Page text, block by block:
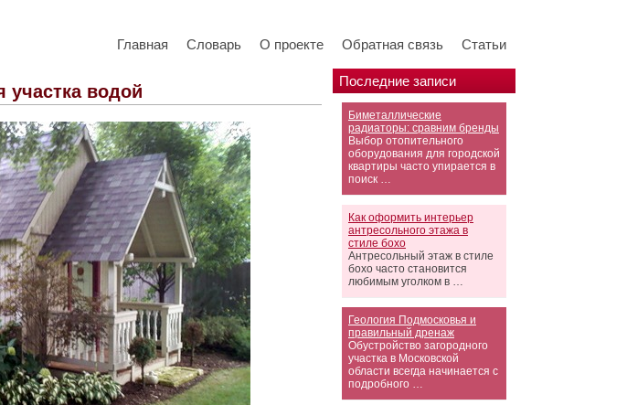
Главная Словарь О проекте Обратная связь Статьи
Последние записи
Биметаллические
радиаторы: сравним бренды
Выбор отопительного
оборудования для городской
квартиры часто упирается в
поиск …
Как оформить интерьер
антресольного этажа в
стиле бохо
Антресольный этаж в стиле
бохо часто становится
любимым уголком в …
Геология Подмосковья и
правильный дренаж
Обустройство загородного
участка в Московской
области всегда начинается с
подробного …
водой